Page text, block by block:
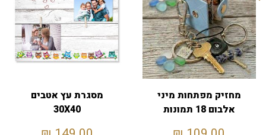
מחזיק מפתחות מיני
אלבום 18 תמונות
מסגרת עץ אטבים
30X40